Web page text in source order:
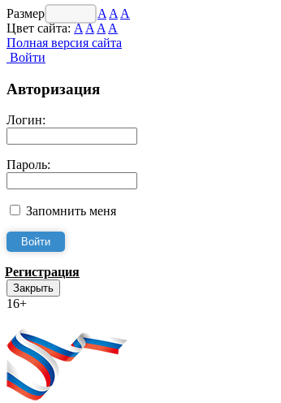
Размер шрифта: A A A
Цвет сайта:AA A A
Полная версия сайта
Войти
Авторизация
Логин:
Пароль:
Запомнить меня
Регистрация
Закрыть
16+